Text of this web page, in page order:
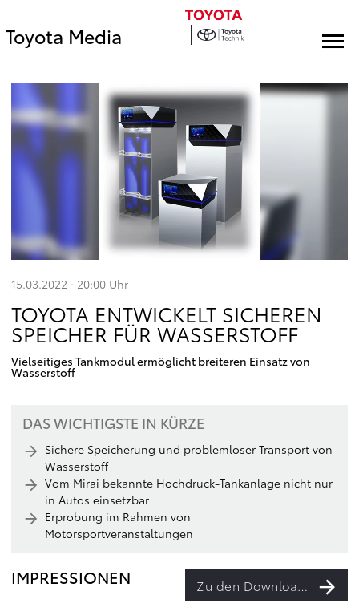
Toyota Media
15.03.2022 · 20:00 Uhr
TOYOTA ENTWICKELT SICHEREN
SPEICHER FÜR WASSERSTOFF
Vielseitiges Tankmodul ermöglicht breiteren Einsatz von
Wasserstoff
DAS WICHTIGSTE IN KÜRZE
Sichere Speicherung und problemloser Transport von
Wasserstoff
Vom Mirai bekannte Hochdruck-Tankanlage nicht nur
in Autos einsetzbar
Erprobung im Rahmen von
Motorsportveranstaltungen
IMPRESSIONEN Zu den Downloads